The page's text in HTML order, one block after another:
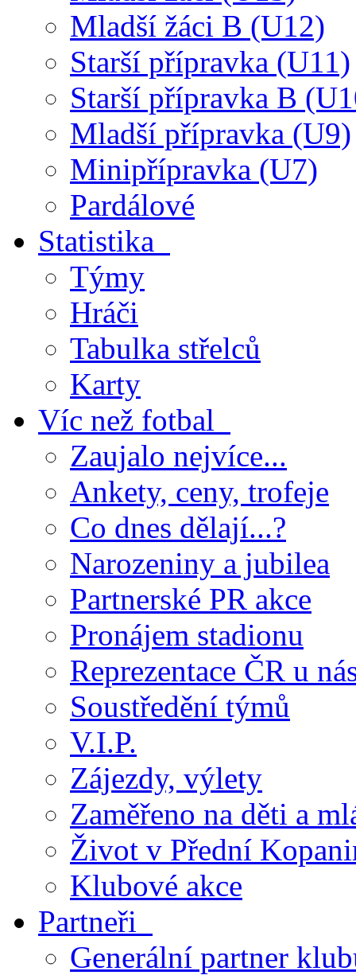
Mladší žáci B (U12)
Starší přípravka (U11)
Starší přípravka B
Mladší přípravka (U9)
Minipřípravka (U7)
Pardálové
Statistika
Týmy
Hráči
Tabulka střelců
Karty
Víc než fotbal
Zaujalo nejvíce...
Ankety, ceny, trofeje
Co dnes dělají...?
Narozeniny a jubilea
Partnerské PR akce
Pronájem stadionu
Reprezentace ČR u
Soustředění týmů
V.I.P.
Zájezdy, výlety
Zaměřeno na děti a
Život v Přední
Klubové akce
Partneři
Generální partner